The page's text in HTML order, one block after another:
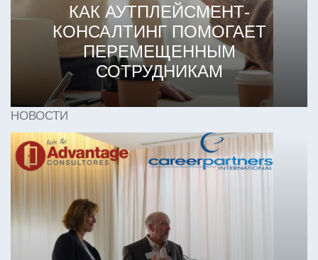
КАК АУТПЛЕЙСМЕНТ-
КОНСАЛТИНГ ПОМОГАЕТ
ПЕРЕМЕЩЕННЫМ
СОТРУДНИКАМ
НОВОСТИ